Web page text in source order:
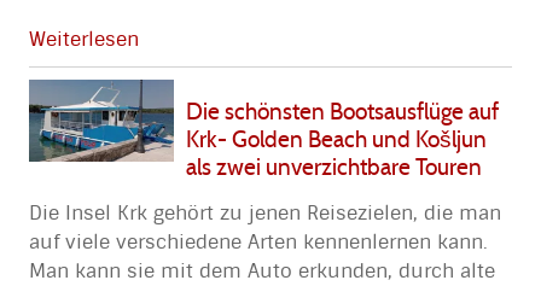
Weiterlesen
Die schönsten Bootsausflüge auf
Krk- Golden Beach und Košljun
als zwei unverzichtbare Touren
Die Insel Krk gehört zu jenen Reisezielen, die man
auf viele verschiedene Arten kennenlernen kann.
Man kann sie mit dem Auto erkunden, durch alte